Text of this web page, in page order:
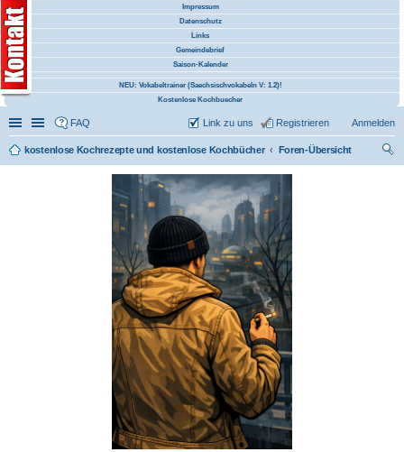
Impressum
Datenschutz
Links
Gemeindebrief
Saison-Kalender
NEU: Vokabeltrainer (Saechsischvokabeln V: 1.2)!
Kostenlose Kochbuecher
Schnellzugriff
Linkliste
FAQ Anmelden
Registrieren
Link zu uns
kostenlose Kochrezepte und kostenlose Kochbücher
Foren-Übersicht